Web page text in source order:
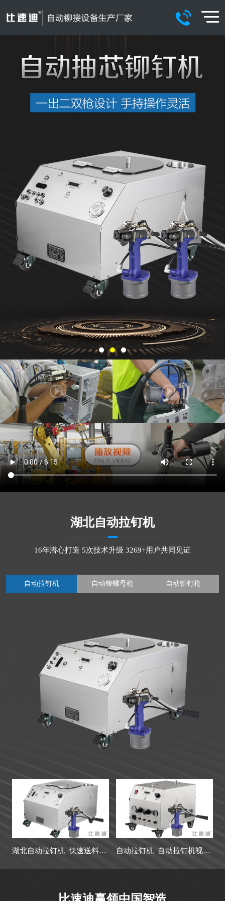
湖北自动拉钉机
16年潜心打造 5次技术升级 3269+用户共同见证
自动拉钉机 自动铆螺母枪 自动铆钉枪
湖北自动拉钉机_快速送料_稳定上钉_厂家直供-湖北 自动拉钉机_自动拉钉机视频_厂家直供